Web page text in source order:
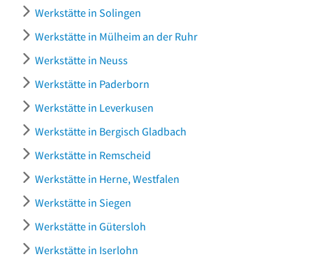
Werkstätte in Solingen
Werkstätte in Mülheim an der Ruhr
Werkstätte in Neuss
Werkstätte in Paderborn
Werkstätte in Leverkusen
Werkstätte in Bergisch Gladbach
Werkstätte in Remscheid
Werkstätte in Herne, Westfalen
Werkstätte in Siegen
Werkstätte in Gütersloh
Werkstätte in Iserlohn